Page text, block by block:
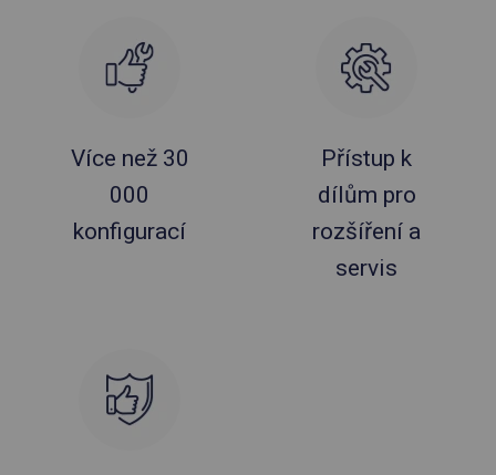
Více než 30
000
konfigurací
Přístup k
dílům pro
rozšíření a
servis